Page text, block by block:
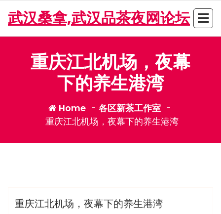
content
武汉桑拿,武汉品茶夜网论坛
重庆江北机场，夜幕
下的养生港湾
Home - 各区新茶工作室 -
重庆江北机场，夜幕下的养生港湾
各区新茶工作室
重庆江北机场，夜幕下的养生港湾